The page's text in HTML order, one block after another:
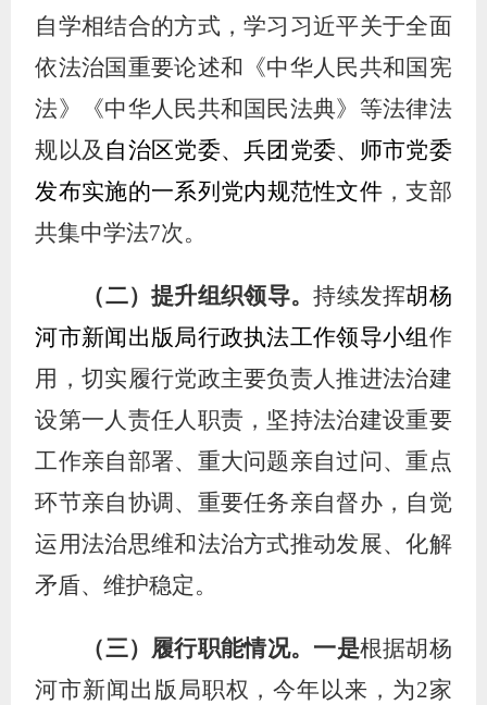
自学相结合的方式，学习习近平关于全面
依法治国重要论述和《中华人民共和国宪
法》《中华人民共和国民法典》等法律法
规以及 自治区党委、兵团党委、师市党委
发布实施的一系列党内规范性文件 ，支部
共集中学法7次。
（二）提升组织领导。持续发挥胡杨
河市新闻出版局行政执法工作领导小组作
用，切实履行党政主要负责人推进法治建
设第一人责任人职责，坚持法治建设重要
工作亲自部署、重大问题亲自过问、重点
环节亲自协调、重要任务亲自督办，自觉
运用法治思维和法治方式推动发展、化解
矛盾、维护稳定。
（三）履行职能情况。一是根据胡杨
河市新闻出版局职权，今年以来，为2家